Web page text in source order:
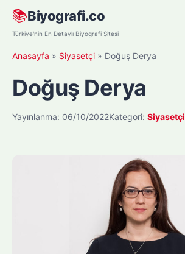
Skip
content
📚Biyografi.co
Türkiye'nin En Detaylı Biyografi Sitesi
Anasayfa » Siyasetçi » Doğuş Derya
Doğuş Derya
Yayınlanma: 06/10/2022Kategori: Siyasetçi